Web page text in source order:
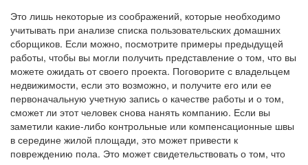
Это лишь некоторые из соображений, которые необходимо
учитывать при анализе списка пользовательских домашних
сборщиков. Если можно, посмотрите примеры предыдущей
работы, чтобы вы могли получить представление о том, что вы
можете ожидать от своего проекта. Поговорите с владельцем
недвижимости, если это возможно, и получите его или ее
первоначальную учетную запись о качестве работы и о том,
сможет ли этот человек снова нанять компанию. Если вы
заметили какие-либо контрольные или компенсационные швы
в середине жилой площади, это может привести к
повреждению пола. Это может свидетельствовать о том, что